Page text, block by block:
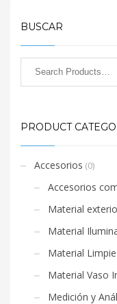
BUSCAR
PRODUCT
Accesorios (0)
Accesorios
Material
Material
Material
Material Vaso
Medición y